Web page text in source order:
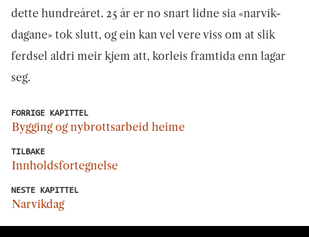
dette hundreåret. 25 år er no snart lidne sia «narvik-
dagane» tok slutt, og ein kan vel vere viss om at slik
ferdsel aldri meir kjem att, korleis framtida enn lagar
seg.
FORRIGE KAPITTEL
Bygging og nybrottsarbeid heime
TILBAKE
Innholdsfortegnelse
NESTE KAPITTEL
Narvikdag